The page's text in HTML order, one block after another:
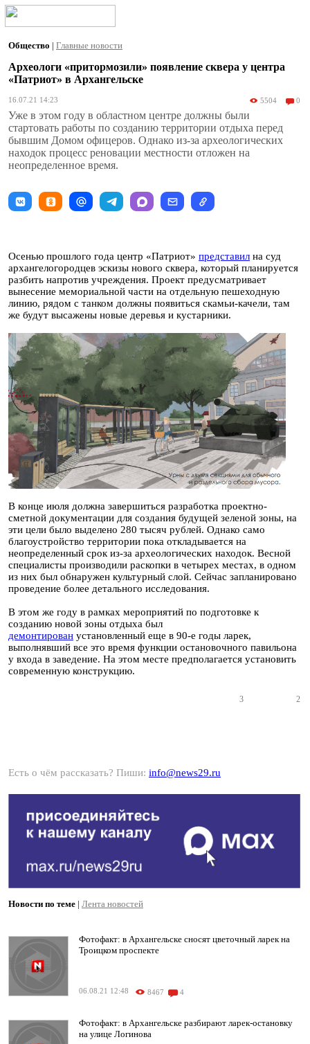
Общество | Главные новости
Археологи «притормозили» появление сквера у центра
«Патриот» в Архангельске
16.07.21 14:23 5504 0
Уже в этом году в областном центре должны были
стартовать работы по созданию территории отдыха перед
бывшим Домом офицеров. Однако из-за археологических
находок процесс реновации местности отложен на
неопределенное время.
Осенью прошлого года центр «Патриот» представил на суд
архангелогородцев эскизы нового сквера, который планируется
разбить напротив учреждения. Проект предусматривает
вынесение мемориальной части на отдельную пешеходную
линию, рядом с танком должны появиться скамьи-качели, там
же будут высажены новые деревья и кустарники.
В конце июля должна завершиться разработка проектно-
сметной документации для создания будущей зеленой зоны, на
эти цели было выделено 280 тысяч рублей. Однако само
благоустройство территории пока откладывается на
неопределенный срок из-за археологических находок. Весной
специалисты производили раскопки в четырех местах, в одном
из них был обнаружен культурный слой. Сейчас запланировано
проведение более детального исследования.
В этом же году в рамках мероприятий по подготовке к
созданию новой зоны отдыха был
демонтирован установленный еще в 90-е годы ларек,
выполнявший все это время функции остановочного павильона
у входа в заведение. На этом месте предполагается установить
современную конструкцию.
3 2
Есть о чём рассказать? Пиши: info@news29.ru
Новости по теме | Лента новостей
Фотофакт: в Архангельске сносят цветочный ларек на
Троицком проспекте
06.08.21 12:48 8467 4
Фотофакт: в Архангельске разбирают ларек-остановку
на улице Логинова